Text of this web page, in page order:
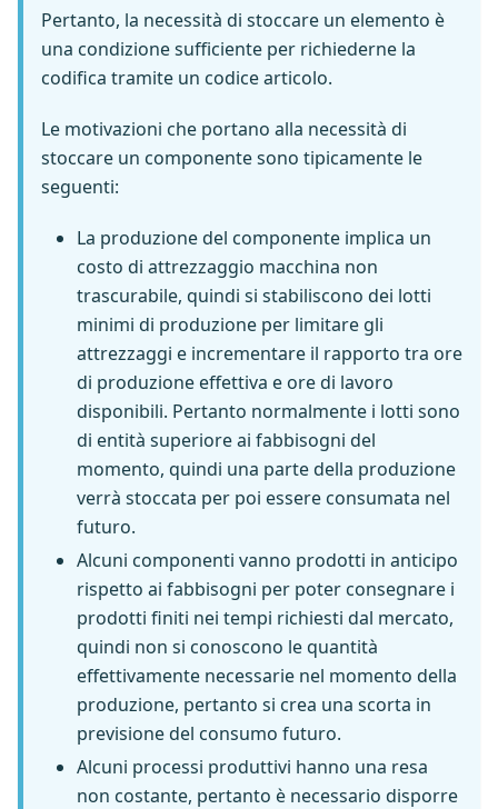
Pertanto, la necessità di stoccare un elemento è
una condizione sufficiente per richiederne la
codifica tramite un codice articolo.
Le motivazioni che portano alla necessità di
stoccare un componente sono tipicamente le
seguenti:
La produzione del componente implica un
costo di attrezzaggio macchina non
trascurabile, quindi si stabiliscono dei lotti
minimi di produzione per limitare gli
attrezzaggi e incrementare il rapporto tra ore
di produzione effettiva e ore di lavoro
disponibili. Pertanto normalmente i lotti sono
di entità superiore ai fabbisogni del
momento, quindi una parte della produzione
verrà stoccata per poi essere consumata nel
futuro.
Alcuni componenti vanno prodotti in anticipo
rispetto ai fabbisogni per poter consegnare i
prodotti finiti nei tempi richiesti dal mercato,
quindi non si conoscono le quantità
effettivamente necessarie nel momento della
produzione, pertanto si crea una scorta in
previsione del consumo futuro.
Alcuni processi produttivi hanno una resa
non costante, pertanto è necessario disporre